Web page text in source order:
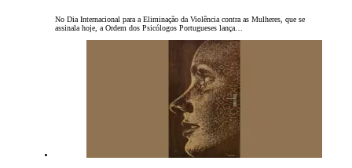
No Dia Internacional para a Eliminação da Violência contra as Mulheres, que se
assinala hoje, a Ordem dos Psicólogos Portugueses lança…